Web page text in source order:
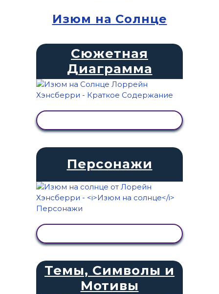
Изюм на Солнце
Сюжетная
Диаграмма
Персонажи
Темы, Символы и
Мотивы